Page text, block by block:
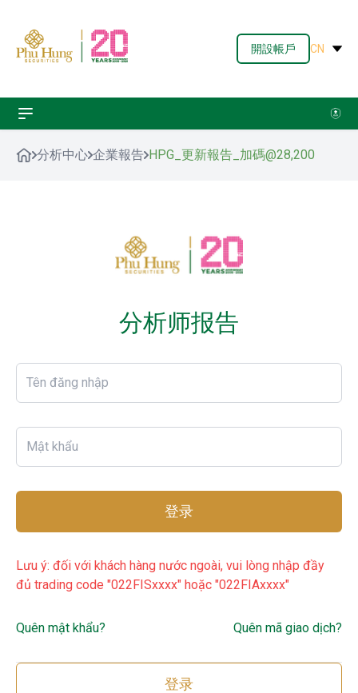
開設帳戶 CN
分析中心 企業報告 HPG_更新報告_加碼@28,200
分析师报告
登录
Lưu ý: đối với khách hàng nước ngoài, vui lòng nhập đầy
đủ trading code "022FISxxxx" hoặc "022FIAxxxx"
Quên mật khẩu? Quên mã giao dịch?
登录